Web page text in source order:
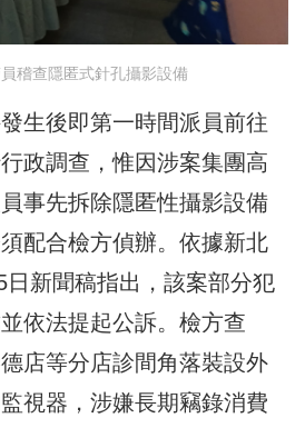
稽查隱匿式針孔攝影設備
生後即第一時間派員前往
政調查，惟因涉案集團高
事先拆除隱匿性攝影設備
配合檢方偵辦。依據新北
新聞稿指出，該案部分犯
依法提起公訴。檢方查
店等分店診間角落裝設外
視器，涉嫌長期竊錄消費